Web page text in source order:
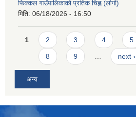
फिक्कल गाउँपालिकाको प्रतिक चिह्न (लोगो)
मिति: 06/18/2026 - 16:50
Pages
1 2 3 4 5
8 9 … next ›
अन्य